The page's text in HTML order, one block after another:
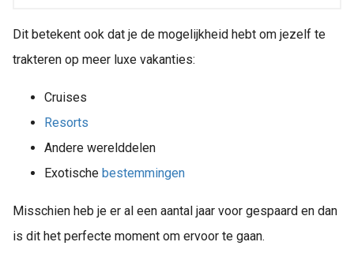
Dit betekent ook dat je de mogelijkheid hebt om jezelf te
trakteren op meer luxe vakanties:
Cruises
Resorts
Andere werelddelen
Exotische bestemmingen
Misschien heb je er al een aantal jaar voor gespaard en dan
is dit het perfecte moment om ervoor te gaan.